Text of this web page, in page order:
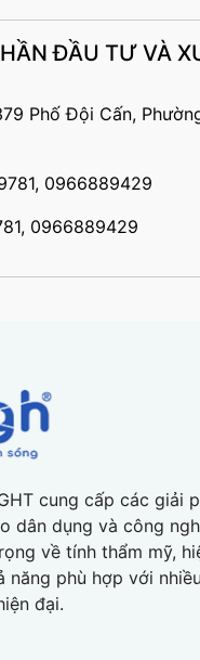
ĐẦU TƯ VÀ
Phố Đội Cấn,
0966889429
0966889429
cung cấp các giải
dân dụng và công
về tính thẩm mỹ,
năng phù hợp với nhiều
đại.